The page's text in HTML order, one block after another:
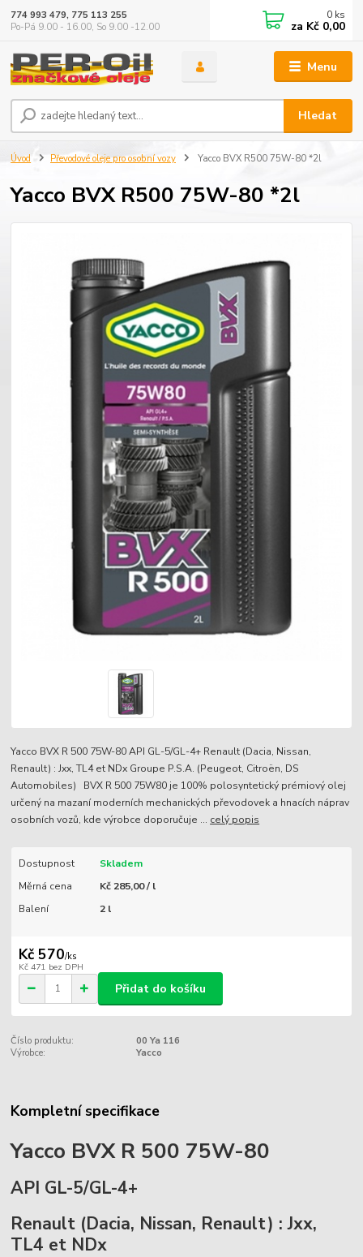
Menu
Hledat
774 993 479, 775 113 255
Po-Pá 9.00 - 16.00, So 9.00 -12.00
0 ks
za Kč 0,00
Úvod Převodové oleje pro osobní vozy Yacco BVX R500 75W-80 *2l
Yacco BVX R500 75W-80 *2l
Yacco BVX R 500 75W-80 API GL-5/GL-4+ Renault (Dacia, Nissan,
Renault) : Jxx, TL4 et NDx Groupe P.S.A. (Peugeot, Citroën, DS
Automobiles) BVX R 500 75W80 je 100% polosyntetický prémiový olej
určený na mazaní moderních mechanických převodovek a hnacích náprav
osobních vozů, kde výrobce doporučuje ... celý popis
Dostupnost
Skladem
Měrná cena
Kč 285,00 / l
Balení
2 l
Kč 570/ks
Kč 471 bez DPH
Přidat do košíku
Číslo produktu:
00 Ya 116
Výrobce:
Yacco
Kompletní specifikace
Yacco BVX R 500 75W-80
API GL-5/GL-4+
Renault (Dacia, Nissan, Renault) : Jxx,
TL4 et NDx